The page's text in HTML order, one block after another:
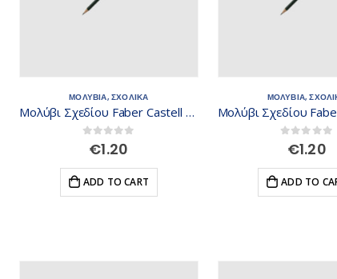
ΜΟΛΥΒΙΑ, ΣΧΟΛΙΚΑ
Μολύβι Σχεδίου Faber Castell 9000 5H 119015
out of 5
€1.20
ADD TO CART
ΜΟΛΥΒΙΑ,
out of 5
€1.20
ADD TO